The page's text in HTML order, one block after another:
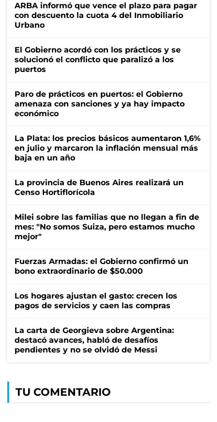
ARBA informó que vence el plazo para pagar
con descuento la cuota 4 del Inmobiliario
Urbano
El Gobierno acordó con los prácticos y se
solucionó el conflicto que paralizó a los
puertos
Paro de prácticos en puertos: el Gobierno
amenaza con sanciones y ya hay impacto
económico
La Plata: los precios básicos aumentaron 1,6%
en julio y marcaron la inflación mensual más
baja en un año
La provincia de Buenos Aires realizará un
Censo Hortiflorícola
Milei sobre las familias que no llegan a fin de
mes: "No somos Suiza, pero estamos mucho
mejor"
Fuerzas Armadas: el Gobierno confirmó un
bono extraordinario de $50.000
Los hogares ajustan el gasto: crecen los
pagos de servicios y caen las compras
La carta de Georgieva sobre Argentina:
destacó avances, habló de desafíos
pendientes y no se olvidó de Messi
TU COMENTARIO